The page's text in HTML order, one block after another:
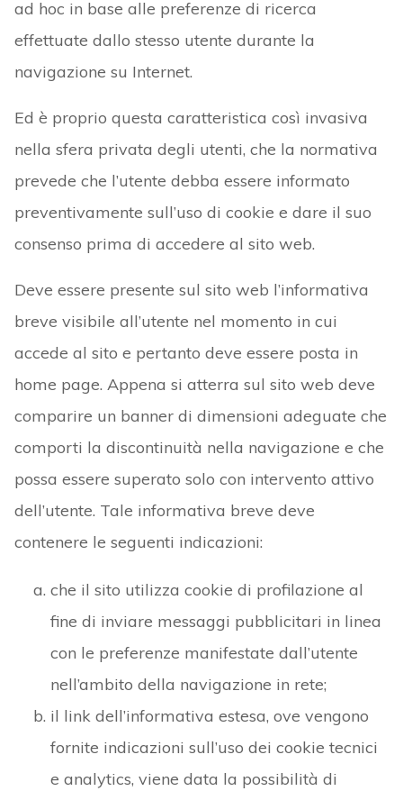
ad hoc in base alle preferenze di ricerca
effettuate dallo stesso utente durante la
navigazione su Internet.
Ed è proprio questa caratteristica così invasiva
nella sfera privata degli utenti, che la normativa
prevede che l’utente debba essere informato
preventivamente sull’uso di cookie e dare il suo
consenso prima di accedere al sito web.
Deve essere presente sul sito web l’informativa
breve visibile all’utente nel momento in cui
accede al sito e pertanto deve essere posta in
home page. Appena si atterra sul sito web deve
comparire un banner di dimensioni adeguate che
comporti la discontinuità nella navigazione e che
possa essere superato solo con intervento attivo
dell’utente. Tale informativa breve deve
contenere le seguenti indicazioni:
che il sito utilizza cookie di profilazione al
fine di inviare messaggi pubblicitari in linea
con le preferenze manifestate dall’utente
nell’ambito della navigazione in rete;
il link dell’informativa estesa, ove vengono
fornite indicazioni sull’uso dei cookie tecnici
e analytics, viene data la possibilità di